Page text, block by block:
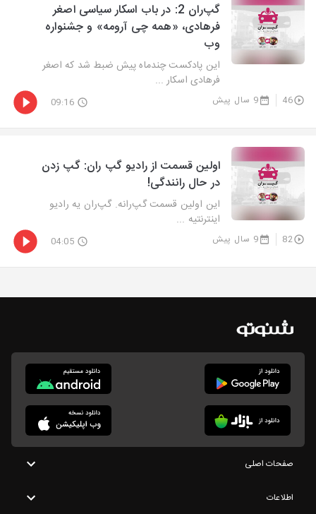
گپ‌ران 2: در باب اسکار سیاسی اصغر
فرهادی، «همه چی آرومه» و جشنواره
وب
این پادکست چندماه پیش ضبط شد که اصغر
فرهادی اسکار ...
46 9 سال پیش 09:16
اولین قسمت از رادیو گپ ران: گپ زدن
در حال رانندگی!
این اولین قسمت گپ‌رانه. گپ‌ران یه رادیو
اینترنتیه ...
82 9 سال پیش 04:05
صفحات اصلی
اطلاعات